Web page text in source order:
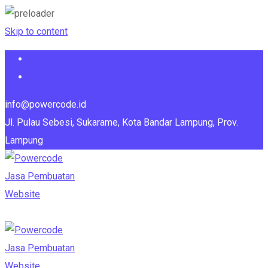
Skip to content
info@powercode.id
Jl. Pulau Sebesi, Sukarame, Kota Bandar Lampung, Prov.
Lampung